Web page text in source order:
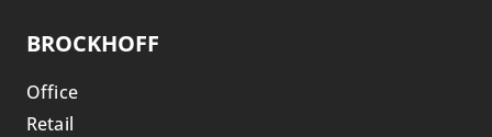
BROCKHOFF
Office
Retail